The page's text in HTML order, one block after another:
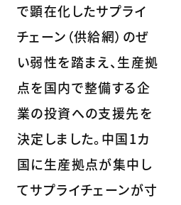
で顕在化したサプライ
チェーン（供給網）のぜ
い弱性を踏まえ、生産拠
点を国内で整備する企
業の投資への支援先を
決定しました。中国1カ
国に生産拠点が集中し
てサプライチェーンが寸